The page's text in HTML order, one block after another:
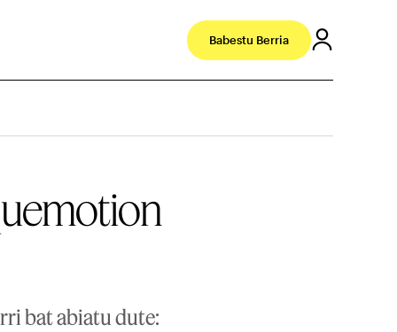
Babestu Berria
bat abiatu dute: